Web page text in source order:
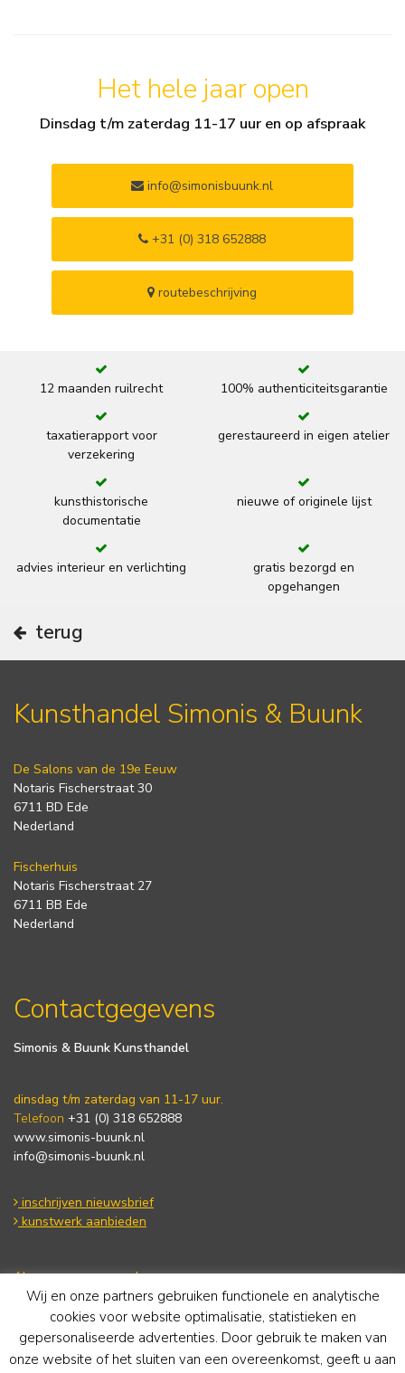
Het hele jaar open
Dinsdag t/m zaterdag 11-17 uur en op afspraak
info@simonisbuunk.nl
+31 (0) 318 652888
routebeschrijving
12 maanden ruilrecht 100% authenticiteitsgarantie
taxatierapport voor
verzekering
gerestaureerd in eigen atelier
kunsthistorische
documentatie
nieuwe of originele lijst
advies interieur en verlichting
gratis bezorgd en
opgehangen
terug
Kunsthandel Simonis & Buunk
De Salons van de 19e Eeuw
Notaris Fischerstraat 30
6711 BD Ede
Nederland
Fischerhuis
Notaris Fischerstraat 27
6711 BB Ede
Nederland
Contactgegevens
Simonis & Buunk Kunsthandel
dinsdag t/m zaterdag van 11-17 uur.
Telefoon +31 (0) 318 652888
www.simonis-buunk.nl
info@simonis-buunk.nl
inschrijven nieuwsbrief
kunstwerk aanbieden
Algemene voorwaarden
Privacy statement
Cookie Policy
Disclaimer
Wij en onze partners gebruiken functionele en analytische
cookies voor website optimalisatie, statistieken en
gepersonaliseerde advertenties. Door gebruik te maken van
onze website of het sluiten van een overeenkomst, geeft u aan